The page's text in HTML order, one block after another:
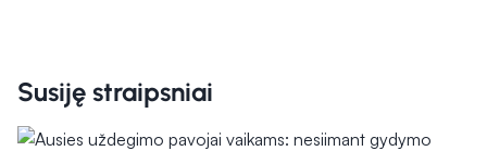
Susiję straipsniai